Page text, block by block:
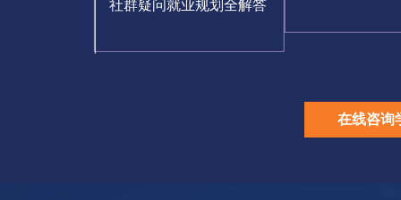
社群疑问就业规划全解答
在线咨询